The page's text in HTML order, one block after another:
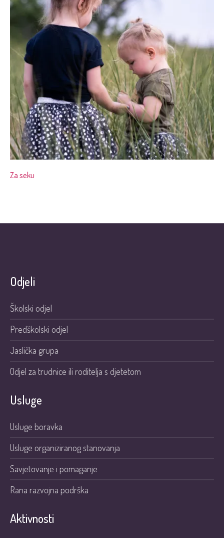
Za seku
Odjeli
Školski odjel
Predškolski odjel
Jaslička grupa
Odjel za trudnice ili roditelja s djetetom
Usluge
Usluge boravka
Usluge organiziranog stanovanja
Savjetovanje i pomaganje
Rana razvojna podrška
Aktivnosti